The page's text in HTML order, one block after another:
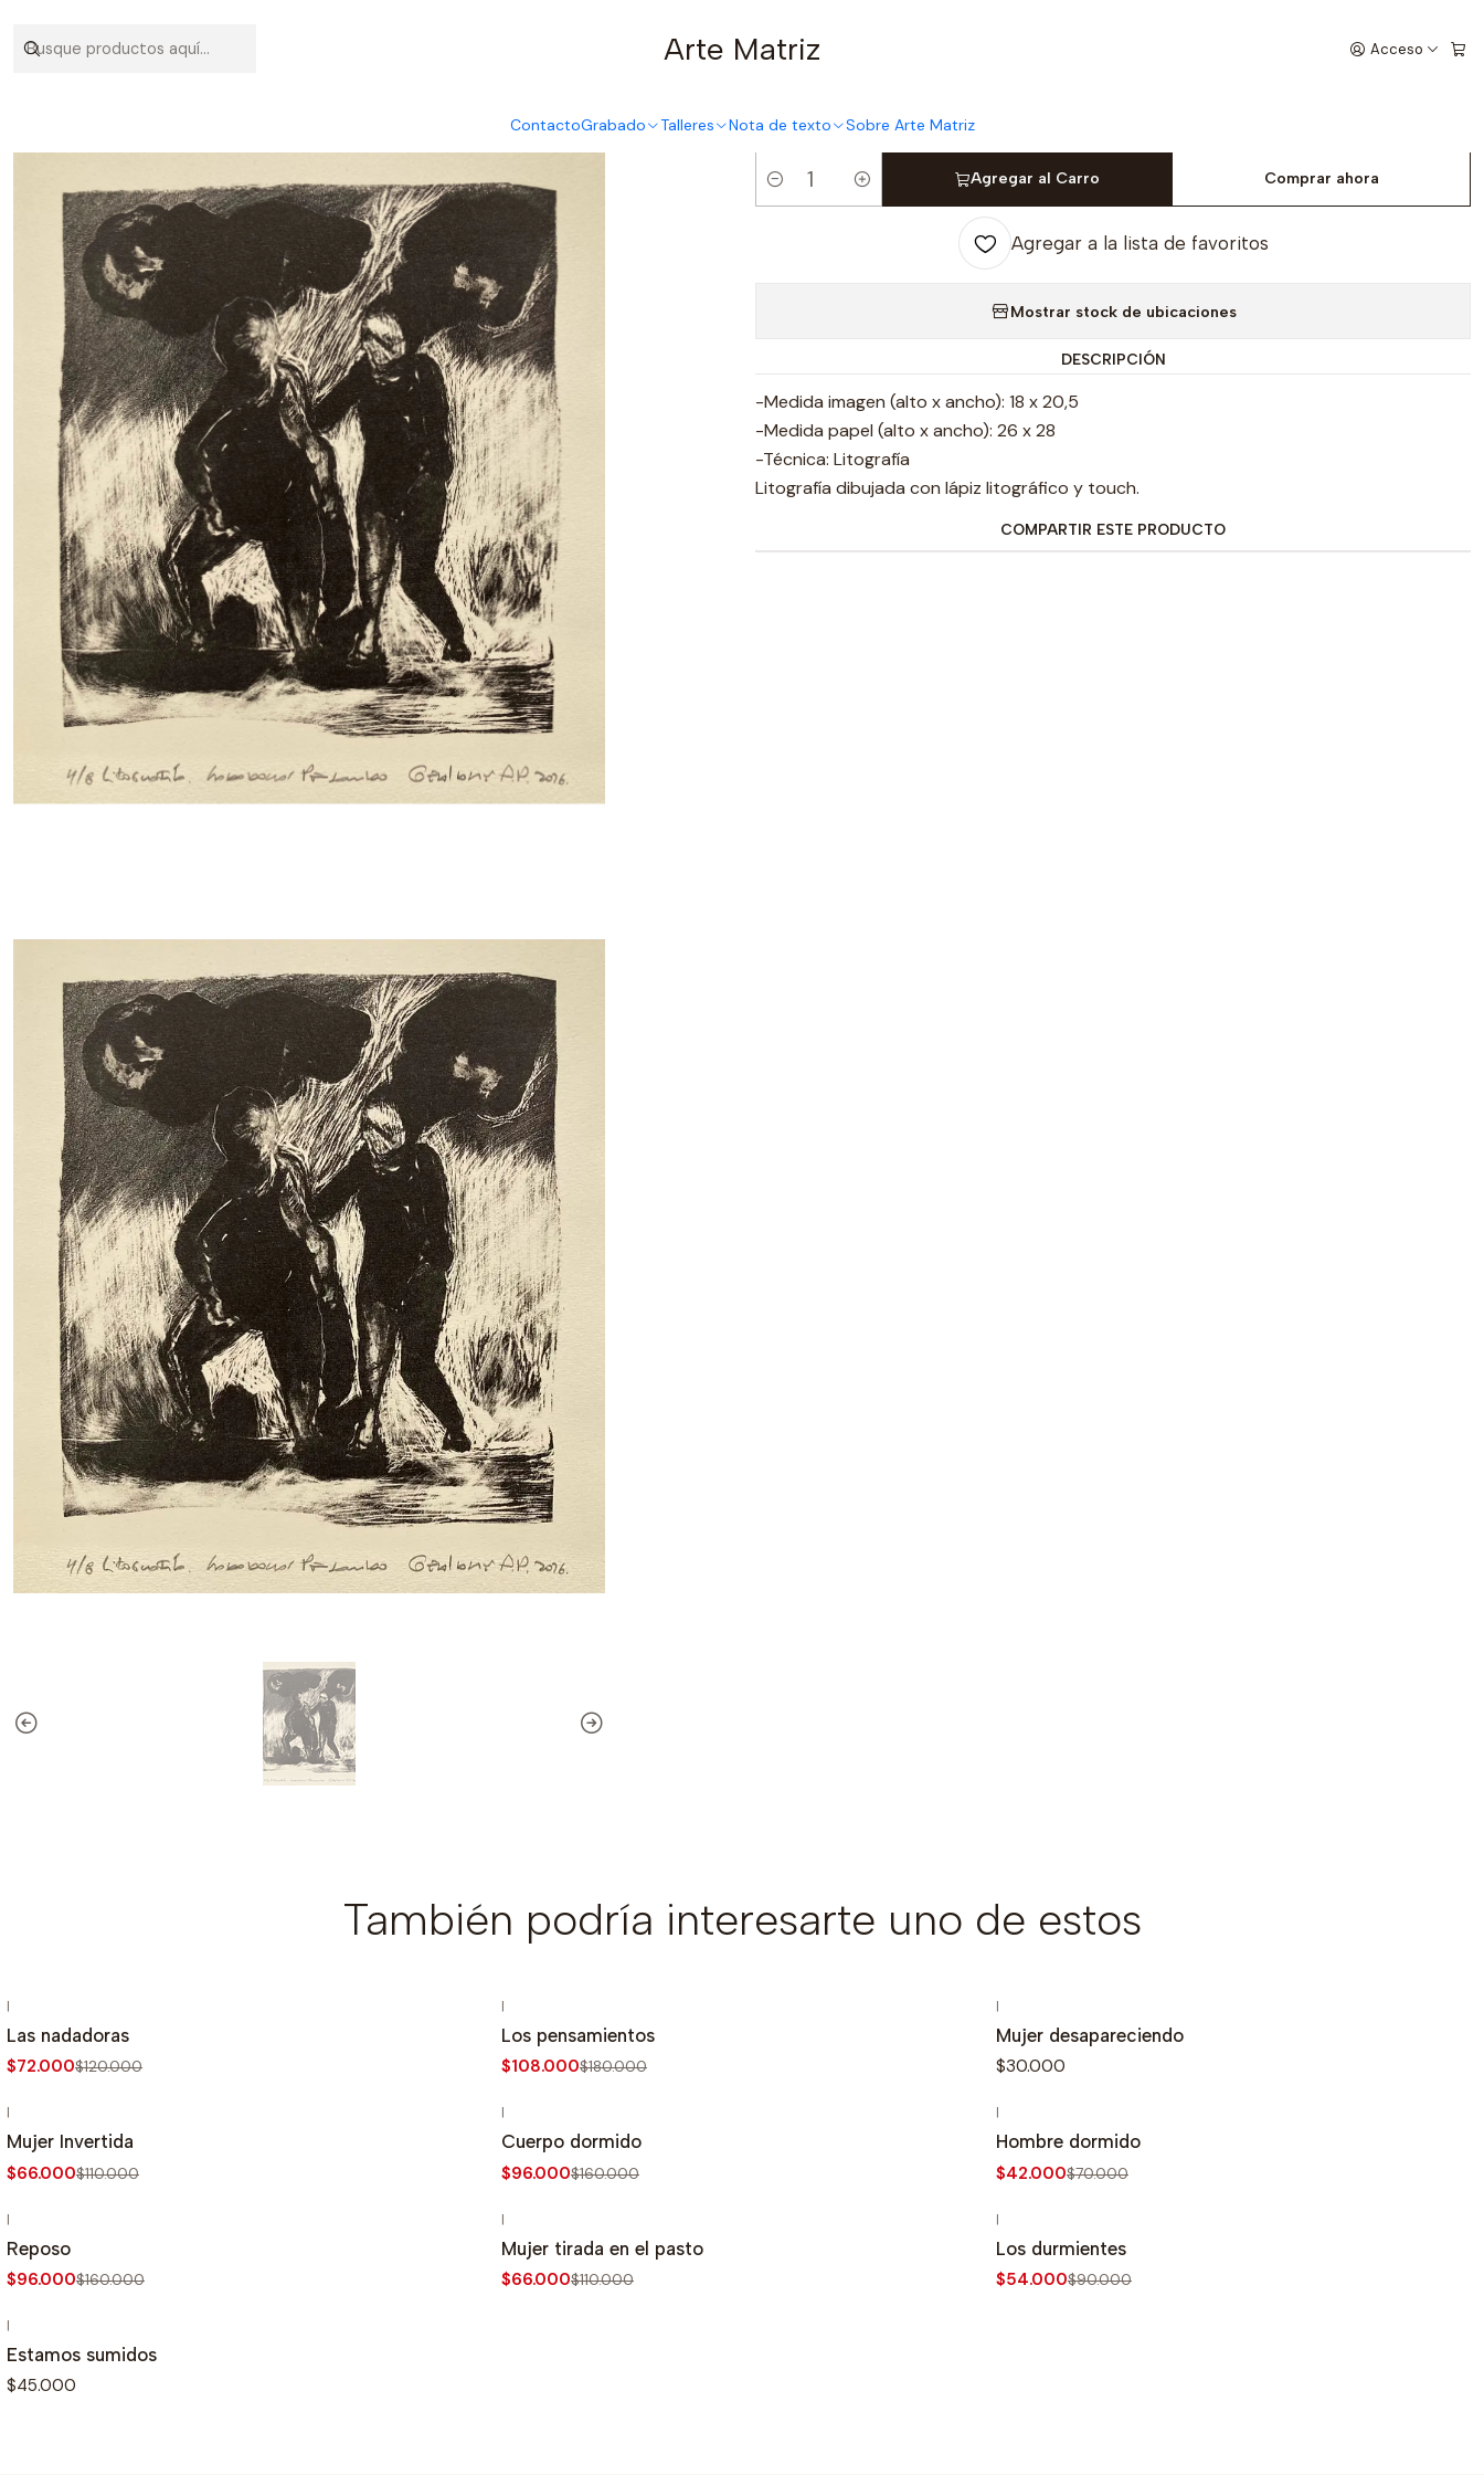
Arte Matriz Acceso
ContactoGrabado Talleres Nota de texto Sobre Arte Matriz
Nadadoras pensando
Cantidad
Agregar al Carro Comprar ahora
Agregar a la lista de favoritos
Mostrar stock de ubicaciones
DESCRIPCIÓN
-Medida imagen (alto x ancho): 18 x 20,5
-Medida papel (alto x ancho): 26 x 28
-Técnica: Litografía
Litografía dibujada con lápiz litográfico y touch.
COMPARTIR ESTE PRODUCTO
También podría interesarte uno de estos
|
Las nadadoras
$72.000$120.000
|
Los pensamientos
$108.000$180.000
|
Mujer desapareciendo
$30.000
|
Mujer Invertida
$66.000$110.000
|
Cuerpo dormido
$96.000$160.000
|
Hombre dormido
$42.000$70.000
|
Reposo
$96.000$160.000
|
Mujer tirada en el pasto
$66.000$110.000
|
Los durmientes
$54.000$90.000
|
Estamos sumidos
$45.000